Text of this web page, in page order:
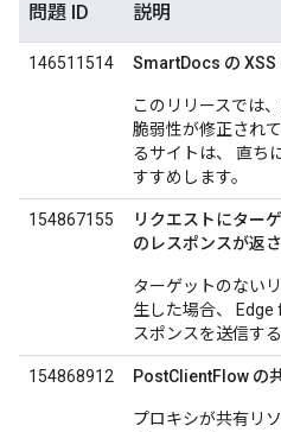
問題 ID 説明
146511514 SmartDocs の XSS
このリリースでは
脆弱性が修正され
るサイトは、 直ち
すすめします。
154867155
リクエストにター
のレスポンスが返
ターゲットのない
生した場合、
スポンスを送信す
154868912 PostClientFlow の
プロキシが共有リ